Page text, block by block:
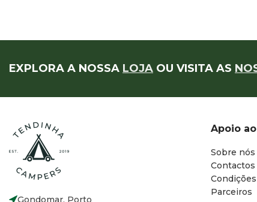
EXPLORA A NOSSA LOJA OU VISITA AS
Gondomar, Porto
Apoio
Sobre nós
Contactos
Parceiros